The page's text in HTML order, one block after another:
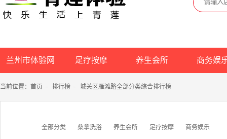
兰州市体验网 足疗按摩 养生会所 商务娱
当前位置： 首页 - 排行榜 - 城关区雁滩路全部分类综合排行榜
全部分类 桑拿洗浴 养生会所 足疗按摩 商务娱乐